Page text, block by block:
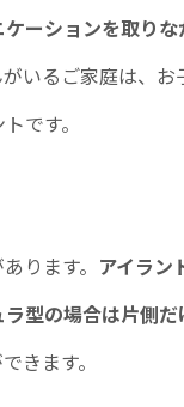
ーションを取り
いるご家庭は、お
です。
ります。 アイラン
ラ型の場合は片側だ
きます。